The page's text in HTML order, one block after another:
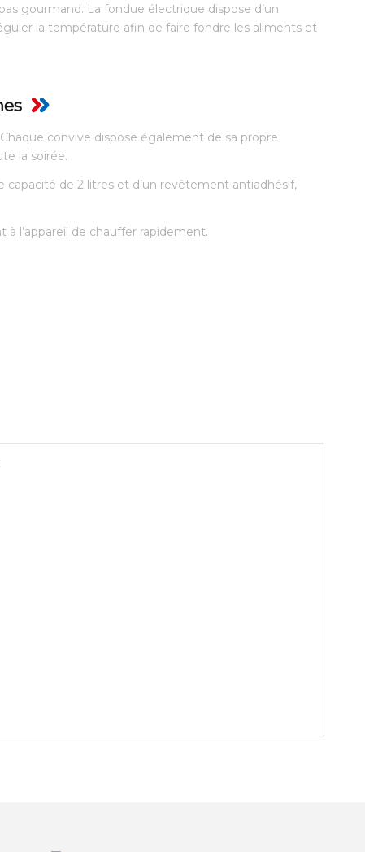
gourmand. La fondue électrique dispose d’un
la température afin de faire fondre les aliments et
convive dispose également de sa propre
la soirée.
capacité de 2 litres et d’un revêtement antiadhésif,
l’appareil de chauffer rapidement.